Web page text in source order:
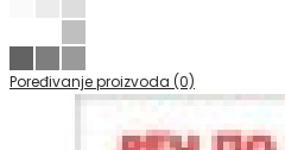
Poređivanje proizvoda (0)